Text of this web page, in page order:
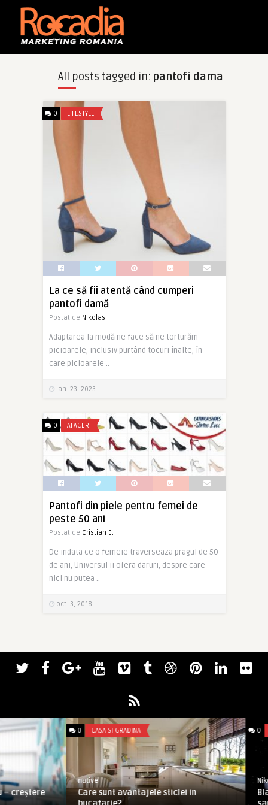
All posts tagged in: pantofi dama
0 LIFESTYLE
La ce să fii atentă când cumperi
pantofi damă
Postat de Nikolas
Adaptarea la modă ne face să ne torturăm
picioarele, inclusiv purtând tocuri înalte, în
care picioarele ..
ian. 23, 2023
0 AFACERI
Pantofi din piele pentru femei de
peste 50 ani
Postat de Cristian E.
De indata ce o femeie traverseaza pragul de 50
de ani, Universul ii ofera daruri, despre care
nici nu putea ..
oct. 3, 2018
0 CASA SI GRADINA
native
Care sunt avantajele sticlei in
0 IT&C
Nikolas
Black Friday